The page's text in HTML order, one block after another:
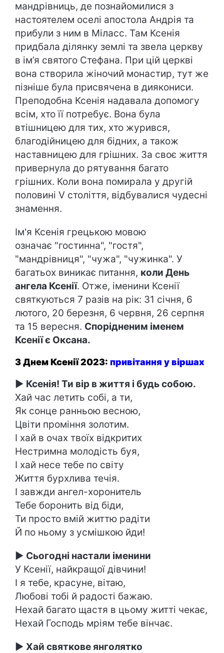
мандрівниць, де познайомилися з
настоятелем оселі апостола Андрія та
прибули з ним в Міласс. Там Ксенія
придбала ділянку землі та звела церкву
в ім’я святого Стефана. При цій церкві
вона створила жіночий монастир, тут же
пізніше була присвячена в диякониси.
Преподобна Ксенія надавала допомогу
всім, хто її потребує. Вона була
втішницею для тих, хто журився,
благодійницею для бідних, а також
наставницею для грішних. За своє життя
привернула до рятування багато
грішних. Коли вона помирала у другій
половині V століття, відбувалися чудесні
знамення.
Ім'я Ксенія грецькою мовою
означає "гостинна", "гостя",
"мандрівниця", "чужа", "чужинка". У
багатьох виникає питання, коли День
ангела Ксенії. Отже, іменини Ксенії
святкуються 7 разів на рік: 31 січня, 6
лютого, 20 березня, 6 червня, 26 серпня
та 15 вересня. Спорідненим іменем
Ксенії є Оксана.
З Днем Ксенії 2023: привітання у віршах
► Ксенія! Ти вір в життя і будь собою.
Хай час летить собі, а ти,
Як сонце ранньою весною,
Цвіти проміння золотим.
І хай в очах твоїх відкритих
Нестримна молодість буя,
І хай несе тебе по світу
Життя бурхлива течія.
І завжди ангел-хоронитель
Тебе боронить від біди,
Ти просто вмій життю радіти
Й по ньому з усмішкою йди!
► Сьогодні настали іменини
У Ксенії, найкращої дівчини!
І я тебе, красуне, вітаю,
Любові тобі й радості бажаю.
Нехай багато щастя в цьому житті чекає,
Нехай Господь мріям тебе вінчає.
► Хай святкове янголятко